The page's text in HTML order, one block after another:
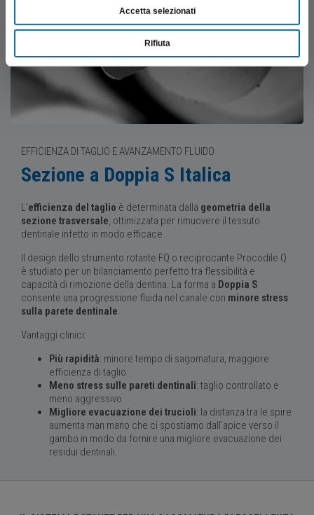
Accetta selezionati
Rifiuta
EFFICIENZA DI TAGLIO E AVANZAMENTO FLUIDO
Sezione a Doppia S Italica
L’efficienza del taglio è determinata dalla geometria della
sezione trasversale, ottimizzata per rimuovere il tessuto
dentinale infetto in modo efficace.
Il design dello strumento rotante FQ o reciprocante Procodile Q
è studiato per un bilanciamento perfetto tra flessibilità e
capacità di rimozione della dentina. La forma a Doppia S
consente una progressione fluida nel canale con minore stress
sulla parete dentinale.
Vantaggi clinici:
Più rapidità: minore tempo di sagomatura, maggiore
efficienza di taglio
Meno stress sulle pareti dentinali: taglio controllato e
meno aggressivo
Migliore evacuazione dei trucioli: la distanza tra le spire
aumenta man mano che ci spostiamo dall'apice verso il
gambo in modo da fornire una migliore evacuazione dei
residui dentinali.